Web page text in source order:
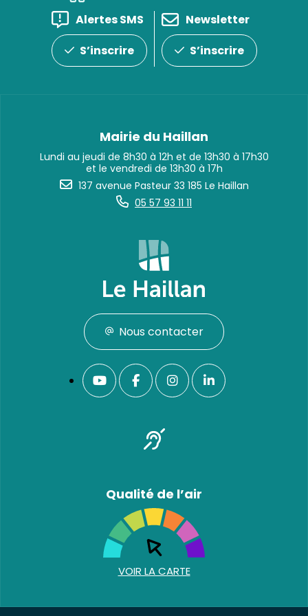
Alertes SMS
S’inscrire
Newsletter
S’inscrire
Mairie du Haillan
Lundi au jeudi de 8h30 à 12h et de 13h30 à 17h30
et le vendredi de 13h30 à 17h
137 avenue Pasteur 33 185 Le Haillan
05 57 93 11 11
Nous contacter
Qualité de l’air
VOIR LA CARTE